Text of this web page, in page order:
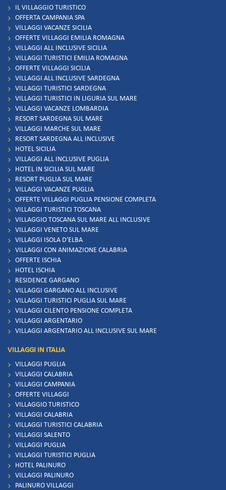
IL VILLAGGIO TURISTICO
OFFERTA CAMPANIA SPA
VILLAGGI VACANZE SICILIA
OFFERTE VILLAGGI EMILIA ROMAGNA
VILLAGGI ALL INCLUSIVE SICILIA
VILLAGGI TURISTICI EMILIA ROMAGNA
OFFERTE VILLAGGI SICILIA
VILLAGGI ALL INCLUSIVE SARDEGNA
VILLAGGI TURISTICI SARDEGNA
VILLAGGI TURISTICI IN LIGURIA SUL MARE
VILLAGGI VACANZE LOMBARDIA
RESORT SARDEGNA SUL MARE
VILLAGGI MARCHE SUL MARE
RESORT SARDEGNA ALL INCLUSIVE
HOTEL SICILIA
VILLAGGI ALL INCLUSIVE PUGLIA
HOTEL IN SICILIA SUL MARE
RESORT PUGLIA SUL MARE
VILLAGGI VACANZE PUGLIA
OFFERTE VILLAGGI PUGLIA PENSIONE COMPLETA
VILLAGGI TURISTICI TOSCANA
VILLAGGIO TOSCANA SUL MARE ALL INCLUSIVE
VILLAGGI VENETO SUL MARE
VILLAGGI ISOLA D'ELBA
VILLAGGI CON ANIMAZIONE CALABRIA
OFFERTE ISCHIA
HOTEL ISCHIA
RESIDENCE GARGANO
VILLAGGI GARGANO ALL INCLUSIVE
VILLAGGI TURISTICI PUGLIA SUL MARE
VILLAGGI CILENTO PENSIONE COMPLETA
VILLAGGI ARGENTARIO
VILLAGGI ARGENTARIO ALL INCLUSIVE SUL MARE
VILLAGGI IN ITALIA
VILLAGGI PUGLIA
VILLAGGI CALABRIA
VILLAGGI CAMPANIA
OFFERTE VILLAGGI
VILLAGGIO TURISTICO
VILLAGGI CALABRIA
VILLAGGI TURISTICI CALABRIA
VILLAGGI SALENTO
VILLAGGI PUGLIA
VILLAGGI TURISTICI PUGLIA
HOTEL PALINURO
VILLAGGI PALINURO
PALINURO VILLAGGI